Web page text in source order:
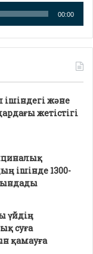
00:00
және
жетістігі
ішінде 1300-
үйдің
суға
қамауға